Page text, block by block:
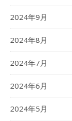
2024年9月
2024年8月
2024年7月
2024年6月
2024年5月